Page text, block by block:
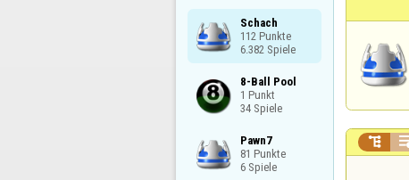
Schach
112 Punkte
6.382 Spiele
8-Ball Pool
1 Punkt
34 Spiele
Pawn7
81 Punkte
6 Spiele
